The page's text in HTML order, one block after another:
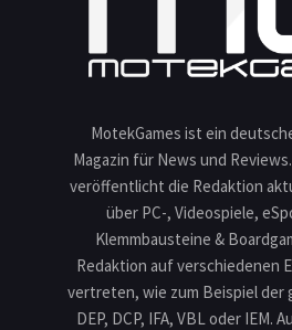
MotekGames ist ein
Magazin für News und
veröffentlicht die Redaktion
über PC-, Videospiele,
Klemmbausteine &
Redaktion auf verschiedenen
vertreten, wie zum Beispiel der
DEP, DCP, IFA, VBL oder IEM.